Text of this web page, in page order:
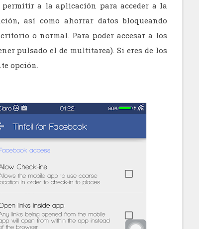
permitir a la aplicación para acceder a la
así como ahorrar datos bloqueando
o normal. Para poder accesar a los
pulsado el de multitarea). Si eres de los
opción.